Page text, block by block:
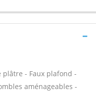
plâtre - Faux plafond -
aménageables -